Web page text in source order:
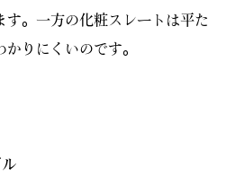
す。一方の化粧スレートは平た
りにくいのです。